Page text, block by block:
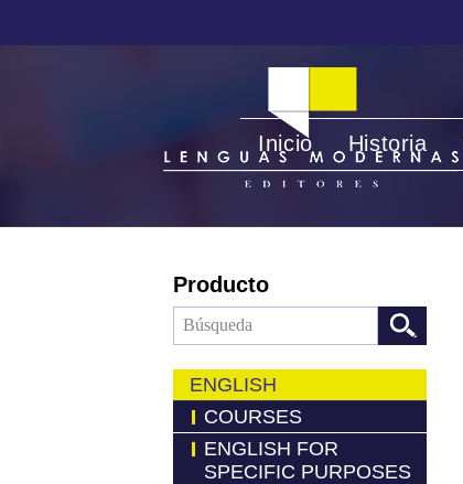
Inicio Historia
Producto
ENGLISH
COURSES
ENGLISH FOR
SPECIFIC PURPOSES